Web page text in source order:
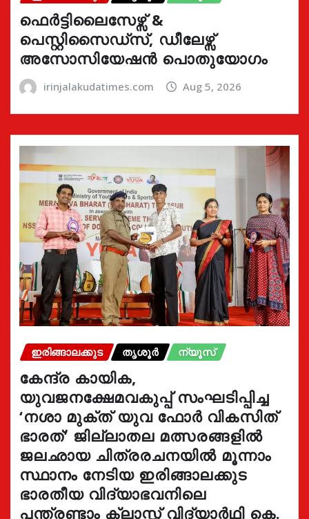
ഫെർട്ടിലൈസേഴ്സ് &
പെസ്റ്റിസൈഡ്സ്, ഡീലേഴ്സ്
അസോസിയേഷൻ പൊതുയോഗം
irinjalakudatimes.com Aug 5, 2026
ഇരിങ്ങാലക്കുട തൃശൂർ ന്യൂസ്
കേന്ദ്ര കായിക,
യുവജനക്ഷേമവകുപ്പ് സംഘടിപ്പിച്ച
‘നശാ മുക്ത് യുവ ഫോർ വികസിത്
ഭാരത്’ ജില്ലാതല മത്സരങ്ങളിൽ
ജലഛായ ചിത്രരചനയിൽ മൂന്നാം
സ്ഥാനം നേടിയ ഇരിങ്ങാലക്കുട
ഭാരതീയ വിദ്യാഭവനിലെ
പന്ത്രണ്ടാം ക്ലാസ്സ് വിദ്യാർഥി കെ.